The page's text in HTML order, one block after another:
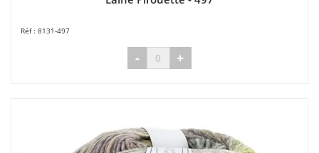
8131-497
- +